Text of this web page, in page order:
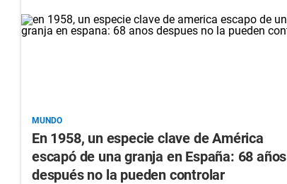
MUNDO
En 1958, un especie clave de América
escapó de una granja en España: 68 años
después no la pueden controlar